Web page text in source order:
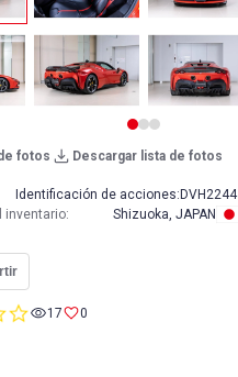
fotos Descargar lista de fotos
0.017 0
Identificación de acciones: DVH2244
inventario: Shizuoka, JAPAN